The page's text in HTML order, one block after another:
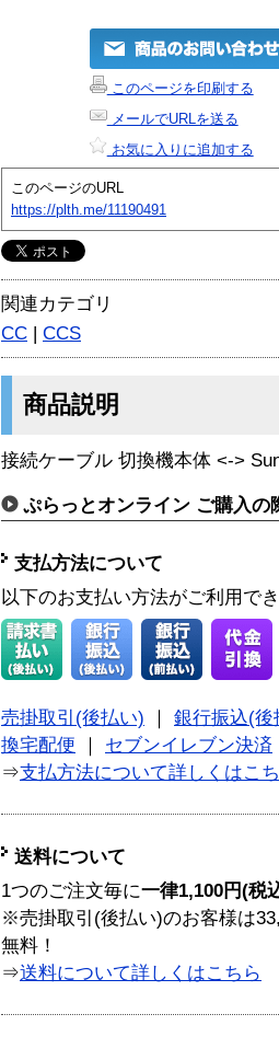
このページを印刷する
メールでURLを送る
お気に入りに追加する
このページのURL
https://plth.me/11190491
関連カテゴリ
CC | CCS
商品説明
接続ケーブル 切換機本体 <->
ぷらっとオンライン ご購入の
支払方法について
以下のお支払い方法がご利用で
売掛取引(後払い)
銀行振込(後
換宅配便
セブンイレブン決済
⇒支払方法について詳しくはこ
送料について
1つのご注文毎に一律1,100円(税
※売掛取引(後払い)のお客様は
無料！
⇒送料について詳しくはこちら